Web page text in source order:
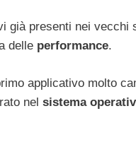
già presenti nei
delle performance.
applicativo molto
nel sistema